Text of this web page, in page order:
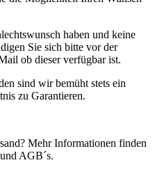
haben und keine
Sie sich bitte vor der
ob dieser verfügbar ist.
sind wir bemüht stets ein
zu Garantieren.
Mehr Informationen finden
AGB´s.